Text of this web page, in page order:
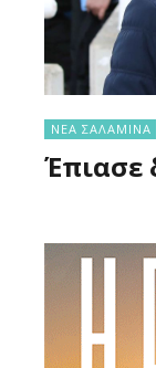
ΝΕΑ ΣΑΛΑΜΙΝΑ
Έπιασε